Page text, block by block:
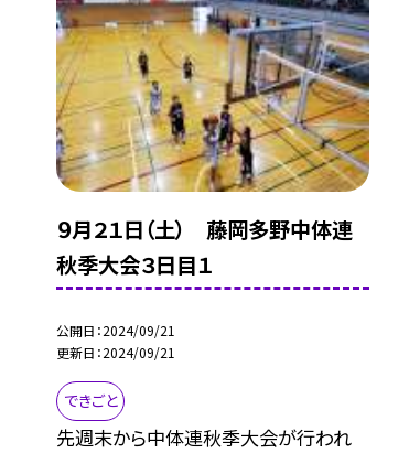
９月２１日（土） 藤岡多野中体連
秋季大会３日目１
公開日 2024/09/21
更新日 2024/09/21
できごと
先週末から中体連秋季大会が行われ